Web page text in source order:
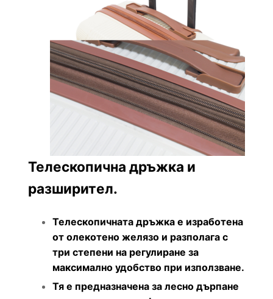
Телескопична дръжка и
разширител.
Телескопичната дръжка е изработена
от олекотено желязо и разполага с
три степени на регулиране за
максимално удобство при използване.
Тя е предназначена за лесно дърпане